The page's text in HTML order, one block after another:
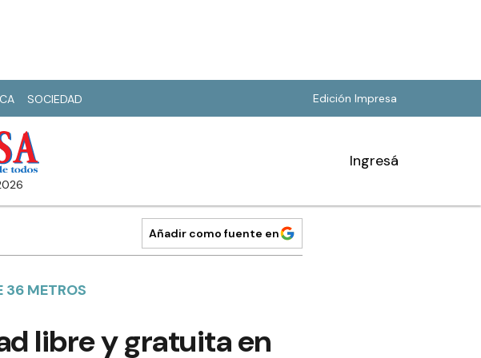
SOCIEDAD Edición Impresa
Ingresá
Añadir como fuente en
36 METROS
libre y gratuita en